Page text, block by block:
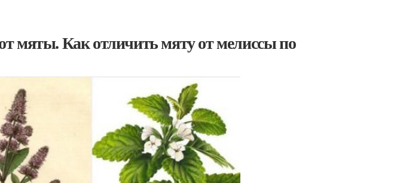
мяты. Как отличить мяту от мелиссы по